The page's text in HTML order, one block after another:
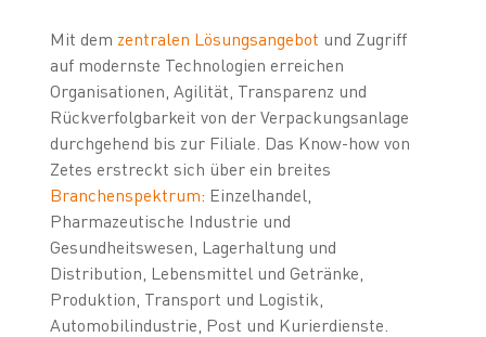
Mit dem zentralen Lösungsangebot und Zugriff
auf modernste Technologien erreichen
Organisationen, Agilität, Transparenz und
Rückverfolgbarkeit von der Verpackungsanlage
durchgehend bis zur Filiale. Das Know-how von
Zetes erstreckt sich über ein breites
Branchenspektrum: Einzelhandel,
Pharmazeutische Industrie und
Gesundheitswesen, Lagerhaltung und
Distribution, Lebensmittel und Getränke,
Produktion, Transport und Logistik,
Automobilindustrie, Post und Kurierdienste.